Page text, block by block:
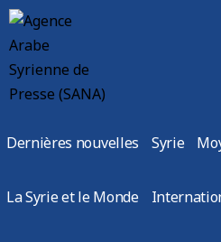
Dernières nouvelles Syrie
La Syrie et le Monde